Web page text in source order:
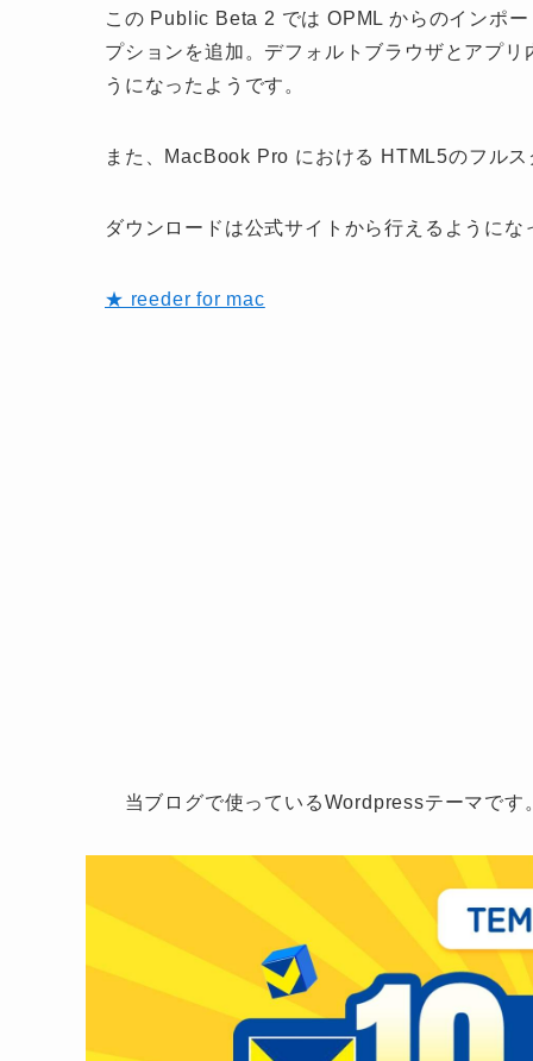
この Public Beta 2 では OPML からのインポ
プションを追加。デフォルトブラウザとアプ
うになったようです。
また、MacBook Pro における HTML5のフル
ダウンロードは公式サイトから行えるようにな
★ reeder for mac
当ブログで使っているWordpressテーマで